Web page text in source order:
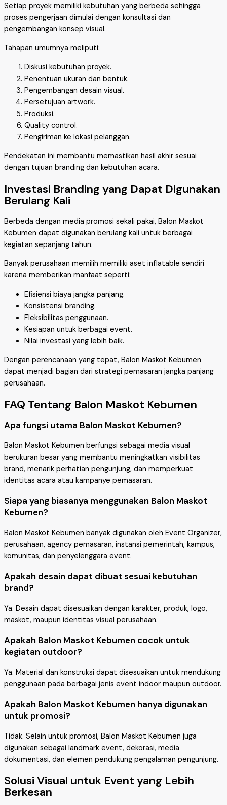
Setiap proyek memiliki kebutuhan yang berbeda sehingga
proses pengerjaan dimulai dengan konsultasi dan
pengembangan konsep visual.
Tahapan umumnya meliputi:
Diskusi kebutuhan proyek.
Penentuan ukuran dan bentuk.
Pengembangan desain visual.
Persetujuan artwork.
Produksi.
Quality control.
Pengiriman ke lokasi pelanggan.
Pendekatan ini membantu memastikan hasil akhir sesuai
dengan tujuan branding dan kebutuhan acara.
Investasi Branding yang Dapat Digunakan
Berulang Kali
Berbeda dengan media promosi sekali pakai, Balon Maskot
Kebumen dapat digunakan berulang kali untuk berbagai
kegiatan sepanjang tahun.
Banyak perusahaan memilih memiliki aset inflatable sendiri
karena memberikan manfaat seperti:
Efisiensi biaya jangka panjang.
Konsistensi branding.
Fleksibilitas penggunaan.
Kesiapan untuk berbagai event.
Nilai investasi yang lebih baik.
Dengan perencanaan yang tepat, Balon Maskot Kebumen
dapat menjadi bagian dari strategi pemasaran jangka panjang
perusahaan.
FAQ Tentang Balon Maskot Kebumen
Apa fungsi utama Balon Maskot Kebumen?
Balon Maskot Kebumen berfungsi sebagai media visual
berukuran besar yang membantu meningkatkan visibilitas
brand, menarik perhatian pengunjung, dan memperkuat
identitas acara atau kampanye pemasaran.
Siapa yang biasanya menggunakan Balon Maskot
Kebumen?
Balon Maskot Kebumen banyak digunakan oleh Event Organizer,
perusahaan, agency pemasaran, instansi pemerintah, kampus,
komunitas, dan penyelenggara event.
Apakah desain dapat dibuat sesuai kebutuhan
brand?
Ya. Desain dapat disesuaikan dengan karakter, produk, logo,
maskot, maupun identitas visual perusahaan.
Apakah Balon Maskot Kebumen cocok untuk
kegiatan outdoor?
Ya. Material dan konstruksi dapat disesuaikan untuk mendukung
penggunaan pada berbagai jenis event indoor maupun outdoor.
Apakah Balon Maskot Kebumen hanya digunakan
untuk promosi?
Tidak. Selain untuk promosi, Balon Maskot Kebumen juga
digunakan sebagai landmark event, dekorasi, media
dokumentasi, dan elemen pendukung pengalaman pengunjung.
Solusi Visual untuk Event yang Lebih
Berkesan